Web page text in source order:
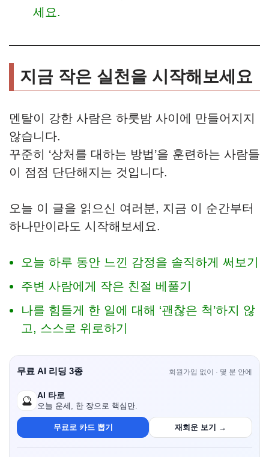
세요.
지금 작은 실천을 시작해보세요
멘탈이 강한 사람은 하룻밤 사이에 만들어지지
않습니다.
꾸준히 ‘상처를 대하는 방법’을 훈련하는 사람들
이 점점 단단해지는 것입니다.
오늘 이 글을 읽으신 여러분, 지금 이 순간부터
하나만이라도 시작해보세요.
오늘 하루 동안 느낀 감정을 솔직하게 써보기
주변 사람에게 작은 친절 베풀기
나를 힘들게 한 일에 대해 ‘괜찮은 척’하지 않
고, 스스로 위로하기
무료 AI 리딩 3종 회원가입 없이 · 몇 분 안에
🔮 AI 타로
오늘 운세, 한 장으로 핵심만.
무료로 카드 뽑기 재회운 보기 →